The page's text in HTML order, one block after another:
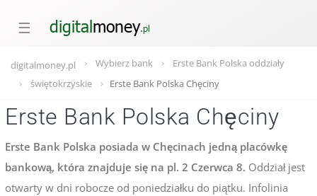
☰
digitalmoney.pl Wybierz bank
Erste Bank Polska oddziały
świętokrzyskie
Erste Bank Polska Chęciny
Erste Bank Polska Chęciny
Erste Bank Polska posiada w Chęcinach jedną placówkę
bankową, która znajduje się na pl. 2 Czerwca 8. Oddział jest
otwarty w dni robocze od poniedziałku do piątku. Infolinia